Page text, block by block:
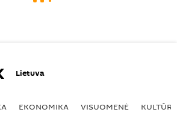
Lietuva
EKONOMIKA VISUOMENĖ KULTŪRA